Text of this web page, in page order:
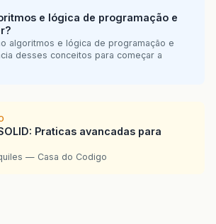
e lógica de programação e
algoritmos e lógica de programação e
desses conceitos para começar a
Praticas avancadas para
— Casa do Codigo